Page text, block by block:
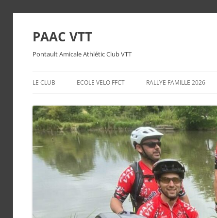
PAAC VTT
Pontault Amicale Athlétic Club VTT
LE CLUB ECOLE VELO FFCT RALLYE FAMILLE 2026